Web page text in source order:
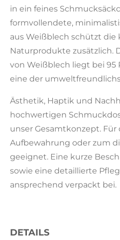
in ein feines
formvollendete,
aus Weißblech schützt die
Naturprodukte zusätzlich.
von Weißblech liegt bei 95
eine der
Ästhetik, Haptik und
hochwertigen
unser Gesamtkonzept. Für
Aufbewahrung oder zum
geeignet. Eine kurze
sowie eine detaillierte
ansprechend verpackt bei.
DETAILS